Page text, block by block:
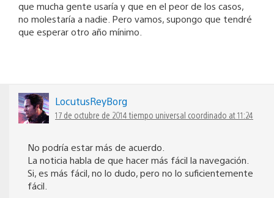
que mucha gente usaría y que en el peor de los casos,
no molestaría a nadie. Pero vamos, supongo que tendré
que esperar otro año mínimo.
LocutusReyBorg
17 de octubre de 2014 tiempo universal coordinado at 11:24
No podría estar más de acuerdo.
La noticia habla de que hacer más fácil la navegación.
Si, es más fácil, no lo dudo, pero no lo suficientemente
fácil.